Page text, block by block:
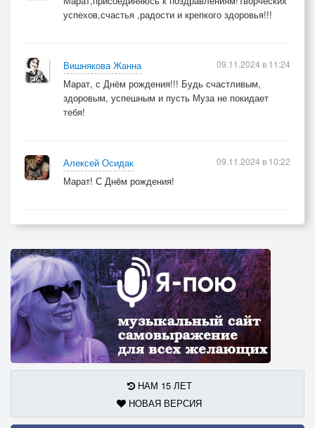
успехов,счастья ,радости и крепкого здоровья!!!
Вишнякова Жанна
Марат, с Днём рождения!!! Будь счастливым,
здоровым, успешным и пусть Муза не покидает
тебя!
09.11.2024 в 11:24
Алексей Осидак
Марат! С Днëм рождения!
09.11.2024 в 10:22
НАМ 15 ЛЕТ
НОВАЯ ВЕРСИЯ